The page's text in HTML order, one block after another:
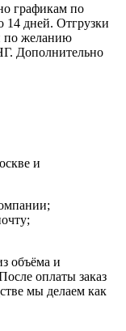
графикам по
14 дней. Отгрузки
по желанию
Дополнительно
и
объёма и
оплаты заказ
мы делаем как